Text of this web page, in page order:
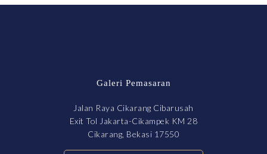
Galeri Pemasaran
Jalan Raya Cikarang Cibarusah
Exit Tol Jakarta-Cikampek KM 28
Cikarang, Bekasi 17550